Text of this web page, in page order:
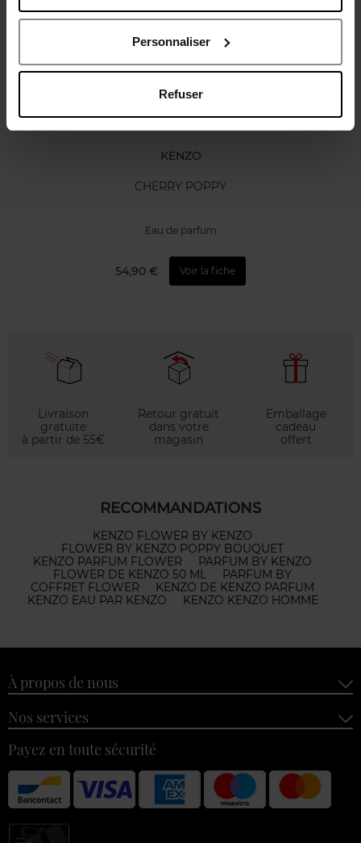
Personnaliser
Refuser
KENZO
CHERRY POPPY
Eau de parfum
54,90 € Voir la fiche
Livraison
gratuite
à partir de 55€
Retour gratuit
dans votre
magasin
Emballage
cadeau
offert
RECOMMANDATIONS
KENZO FLOWER BY KENZO
FLOWER BY KENZO POPPY BOUQUET
KENZO PARFUM FLOWER
PARFUM BY KENZO
FLOWER DE KENZO 50 ML
PARFUM BY
COFFRET FLOWER
KENZO DE KENZO PARFUM
KENZO EAU PAR KENZO
KENZO KENZO HOMME
À propos de nous
Nos services
Payez en toute sécurité